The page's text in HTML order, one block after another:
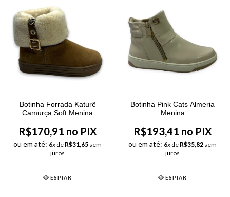
Botinha Forrada Katurê
Camurça Soft Menina
R$170,91 no PIX
ou em até: 6x de R$31,65 sem
juros
ESPIAR
Botinha Pink Cats Almeria
Menina
R$193,41 no PIX
ou em até: 6x de R$35,82 sem
juros
ESPIAR